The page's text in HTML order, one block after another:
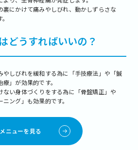
裏にかけて痛みやしびれ、動かしずらさな
どうすればいいの？
やしびれを緩和する為に「手技療法」や「鍼
」が効果的です。
ない身体づくりをする為に「骨盤矯正」や
ニング」も効果的です。
ニューを見る